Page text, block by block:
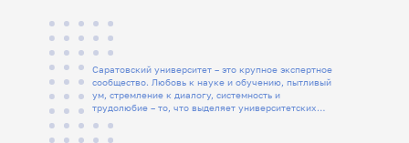
Саратовский университет – это крупное экспертное
сообщество. Любовь к науке и обучению, пытливый
ум, стремление к диалогу, системность и
трудолюбие – то, что выделяет университетских